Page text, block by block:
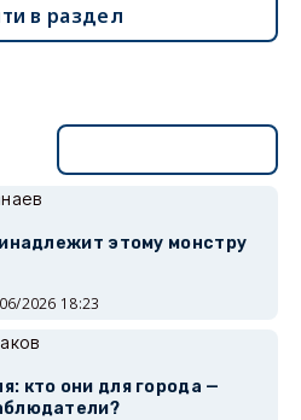
в раздел
этому монстру
2026 18:23
кто они для города —